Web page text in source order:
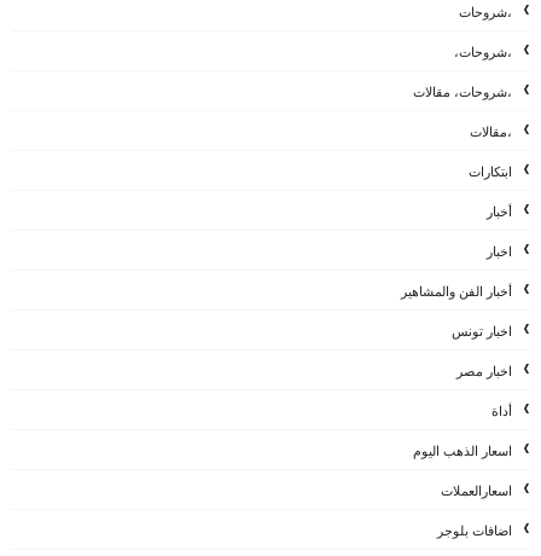
،شروحات
،شروحات،
،شروحات، مقالات
،مقالات
ابتكارات
أخبار
اخبار
أخبار الفن والمشاهير
اخبار تونس
اخبار مصر
أداة
اسعار الذهب اليوم
اسعارالعملات
اضافات بلوجر